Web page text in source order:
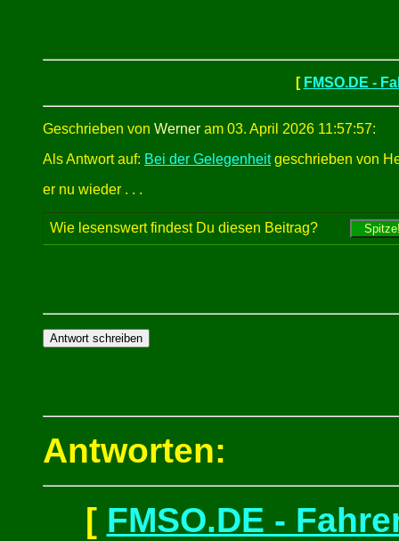
[ FMSO.DE -
Geschrieben von Werner am 03. April 2026 11:57:57:
Als Antwort auf: Bei der Gelegenheitgeschrieben von
er nu wieder . . .
Wie lesenswert findest Du diesen Beitrag?
Antworten:
[ FMSO.DE -